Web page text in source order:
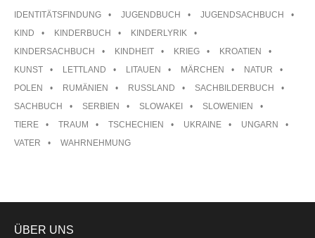
IDENTITÄTSFINDUNG
JUGENDBUCH
JUGENDSACHBUCH
KIND
KINDERBUCH
KINDERLYRIK
KINDERSACHBUCH
KINDHEIT KRIEG
KROATIEN
KUNST
LETTLAND LITAUEN MÄRCHEN
NATUR
POLEN
RUMÄNIEN RUSSLAND
SACHBILDERBUCH
SACHBUCH
SERBIEN SLOWAKEI
SLOWENIEN
TIERE
TRAUM TSCHECHIEN UKRAINE
UNGARN
VATER
WAHRNEHMUNG
ÜBER UNS